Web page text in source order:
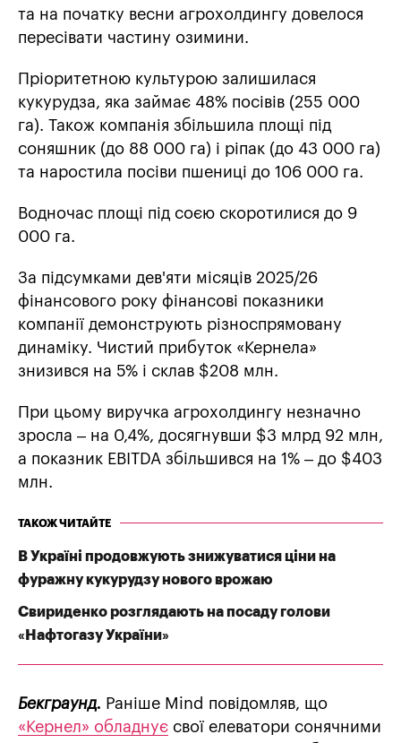
та на початку весни агрохолдингу довелося
пересівати частину озимини.
Пріоритетною культурою залишилася
кукурудза, яка займає 48% посівів (255 000
га). Також компанія збільшила площі під
соняшник (до 88 000 га) і ріпак (до 43 000 га)
та наростила посіви пшениці до 106 000 га.
Водночас площі під соєю скоротилися до 9
000 га.
За підсумками дев'яти місяців 2025/26
фінансового року фінансові показники
компанії демонструють різноспрямовану
динаміку. Чистий прибуток «Кернела»
знизився на 5% і склав $208 млн.
При цьому виручка агрохолдингу незначно
зросла – на 0,4%, досягнувши $3 млрд 92 млн,
а показник EBITDA збільшився на 1% – до $403
млн.
ТАКОЖ ЧИТАЙТЕ
В Україні продовжують знижуватися ціни на
фуражну кукурудзу нового врожаю
Свириденко розглядають на посаду голови
«Нафтогазу України»
Бекграунд. Раніше Mind повідомляв, що
«Кернел» обладнує свої елеватори сонячними